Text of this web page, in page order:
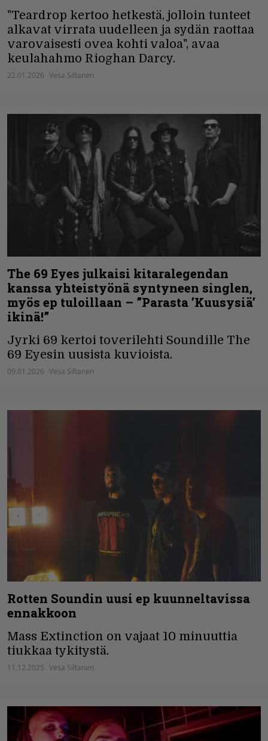
"Teardrop kertoo hetkestä, jolloin tunteet
alkavat virrata uudelleen ja sydän raottaa
varovaisesti ovea kohti valoa", avaa
keulahahmo Rioghan Darcy.
22.01.2026 Vesa Siltanen
The 69 Eyes julkaisi kitaralegendan
kanssa yhteistyönä syntyneen singlen,
myös ep tuloillaan – ”Parasta ’Kuusysiä’
ikinä!”
Jyrki 69 kertoi toverilehti Soundille The
69 Eyesin uusista kuvioista.
09.01.2026 Vesa Siltanen
Rotten Soundin uusi ep kuunneltavissa
ennakkoon
Mass Extinction on vajaat 10 minuuttia
tiukkaa tykitystä.
11.12.2025 Vesa Siltanen